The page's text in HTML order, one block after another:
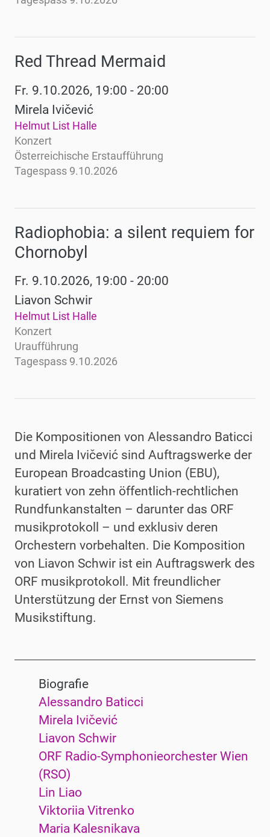
Red Thread Mermaid
Fr. 9.10.2026, 19:00 - 20:00
Mirela Ivičević
Helmut List Halle
Konzert
Österreichische Erstaufführung
Tagespass 9.10.2026
Radiophobia: a silent requiem for
Chornobyl
Fr. 9.10.2026, 19:00 - 20:00
Liavon Schwir
Helmut List Halle
Konzert
Uraufführung
Tagespass 9.10.2026
Die Kompositionen von Alessandro Baticci
und Mirela Ivičević sind Auftragswerke der
European Broadcasting Union (EBU),
kuratiert von zehn öffentlich-rechtlichen
Rundfunkanstalten – darunter das ORF
musikprotokoll – und exklusiv deren
Orchestern vorbehalten. Die Komposition
von Liavon Schwir ist ein Auftragswerk des
ORF musikprotokoll. Mit freundlicher
Unterstützung der Ernst von Siemens
Musikstiftung.
Biografie
Alessandro Baticci
Mirela Ivičević
Liavon Schwir
ORF Radio-Symphonieorchester Wien
(RSO)
Lin Liao
Viktoriia Vitrenko
Maria Kalesnikava